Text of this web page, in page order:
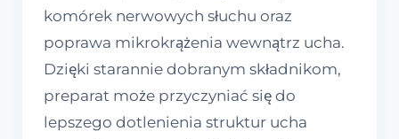
komórek nerwowych słuchu oraz
poprawa mikrokrążenia wewnątrz ucha.
Dzięki starannie dobranym składnikom,
preparat może przyczyniać się do
lepszego dotlenienia struktur ucha